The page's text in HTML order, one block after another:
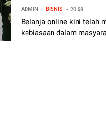
ADMIN BISNIS 20.58
Belanja online kini telah
kebiasaan dalam